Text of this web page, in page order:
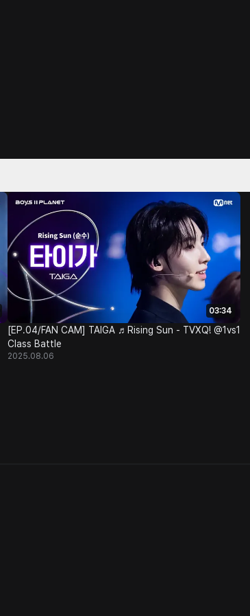
03:34
[EP.04/FAN CAM] TAIGA ♬Rising Sun - TVXQ! @1vs1
Class Battle
2025.08.06